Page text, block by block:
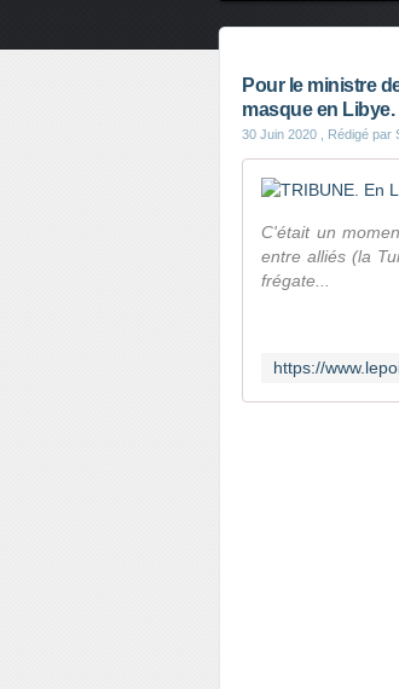
Pour le ministre
masque en Libye.
30 Juin 2020 , Rédigé par
C'était un
entre alliés (la
frégate...